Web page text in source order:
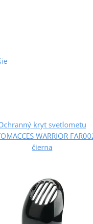
kryt svetlometu
WARRIOR
čierna